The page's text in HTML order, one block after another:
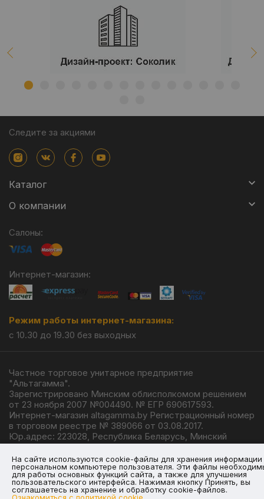
Следите за акциями
Каталог
О компании
Салоны:
Интернет-магазин:
Режим работы интернет-магазина:
с 10.30 до 19.30 без выходных
Частное торговое унитарное предприятие
"Альтагамма".
Зарегистрировано Минским облисполкомом решением
от 23 ноября 2007 №004490. № ЕГР 690617593.
Интернет-магазин altagamma.by Регистрационный номер
в торговом реестре № 389066 от 03.08.2017.
Юр.адрес: 223028, Республика Беларусь, Минский
район, г.п. Ждановичи, ул. Линейная, 4/1.
© 2026
На сайте используются cookie-файлы для хранения информации
персональном компьютере пользователя. Эти файлы
для работы основных функций сайта, а также для улучшения
пользовательского интерфейса. Нажимая кнопку Принять, вы
соглашаетесь на хранение и обработку cookie-файлов.